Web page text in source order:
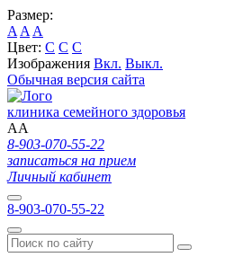
Размер:
A A A
Цвет: C C C
Изображения Вкл. Выкл.
Обычная версия сайта
клиника семейного здоровья
AA
8-903-070-55-22
записаться на прием
Личный кабинет
8-903-070-55-22